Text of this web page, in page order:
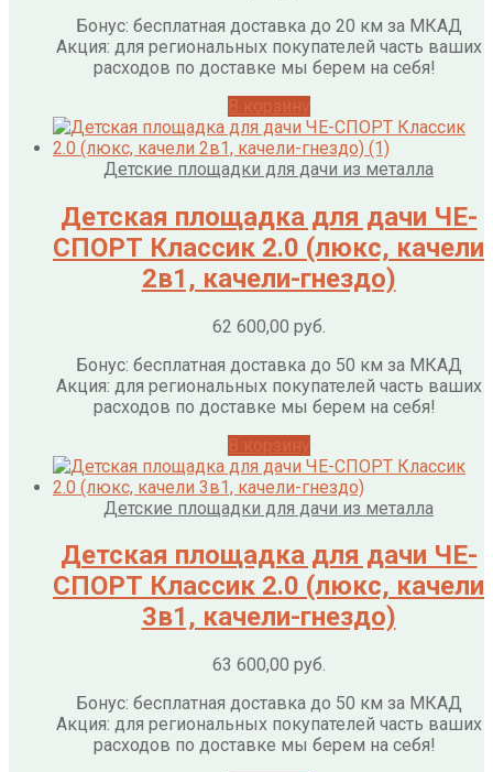
Бонус: бесплатная доставка до 20 км за МКАД
Акция: для региональных покупателей часть ваших
расходов по доставке мы берем на себя!
Детские площадки для дачи из металла
Детская площадка для дачи ЧЕ-
СПОРТ Классик 2.0 (люкс, качели
2в1, качели-гнездо)
62 600,00 руб.
Бонус: бесплатная доставка до 50 км за МКАД
Акция: для региональных покупателей часть ваших
расходов по доставке мы берем на себя!
Детские площадки для дачи из металла
Детская площадка для дачи ЧЕ-
СПОРТ Классик 2.0 (люкс, качели
3в1, качели-гнездо)
63 600,00 руб.
Бонус: бесплатная доставка до 50 км за МКАД
Акция: для региональных покупателей часть ваших
расходов по доставке мы берем на себя!